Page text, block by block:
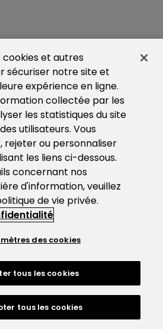
cookies et autres
sécuriser notre site et
expérience en ligne.
collectée par les
les statistiques du site
utilisateurs. Vous
rejeter ou personnaliser
les liens ci-dessous.
concernant nos
d'information, veuillez
de vie privée.
des cookies
tous les cookies
tous les cookies